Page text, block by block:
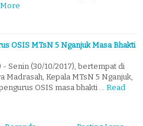
OSIS MTsN 5 Nganjuk Masa Bhakti
- Senin (30/10/2017), bertempat di
Madrasah, Kepala MTsN 5 Nganjuk,
OSIS masa bhakti …
Read